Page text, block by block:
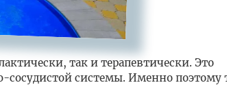
так и терапевтически. Это
сосудистой системы. Именно поэтому